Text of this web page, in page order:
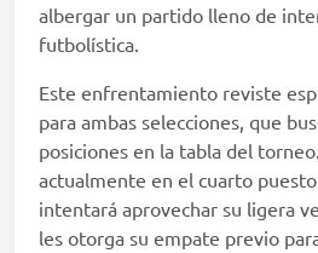
albergar un partido lleno de
futbolística.
Este enfrentamiento reviste
para ambas selecciones, que
posiciones en la tabla del
actualmente en el cuarto
intentará aprovechar su ligera
les otorga su empate previo